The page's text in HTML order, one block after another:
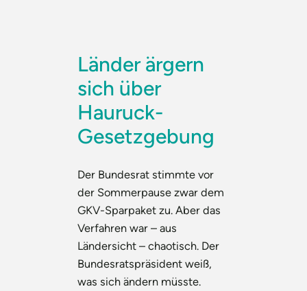
Länder ärgern
sich über
Hauruck-
Gesetzgebung
Der Bundesrat stimmte vor
der Sommerpause zwar dem
GKV-Sparpaket zu. Aber das
Verfahren war – aus
Ländersicht – chaotisch. Der
Bundesratspräsident weiß,
was sich ändern müsste.